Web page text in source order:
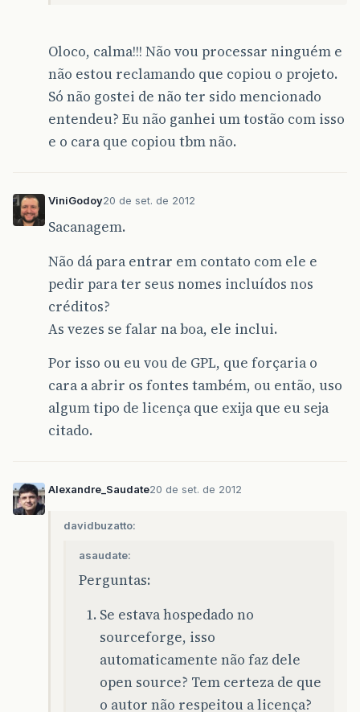
Oloco, calma!!! Não vou processar ninguém e
não estou reclamando que copiou o projeto.
Só não gostei de não ter sido mencionado
entendeu? Eu não ganhei um tostão com isso
e o cara que copiou tbm não.
ViniGodoy20 de set. de 2012
Sacanagem.
Não dá para entrar em contato com ele e
pedir para ter seus nomes incluídos nos
créditos?
As vezes se falar na boa, ele inclui.
Por isso ou eu vou de GPL, que forçaria o
cara a abrir os fontes também, ou então, uso
algum tipo de licença que exija que eu seja
citado.
Alexandre_Saudate20 de set. de 2012
davidbuzatto:
asaudate:
Perguntas:
Se estava hospedado no
sourceforge, isso
automaticamente não faz dele
open source? Tem certeza de que
o autor não respeitou a licença?